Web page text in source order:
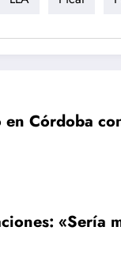
en Córdoba
«Sería